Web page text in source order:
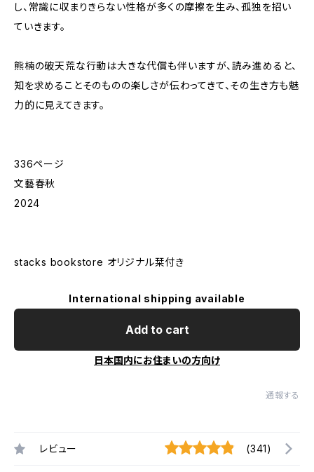
し、常識に収まりきらない性格が多くの摩擦を生み、孤独を招い
ていきます。
熊楠の破天荒な行動は大きな代償も伴いますが、読み進めると、
知を求めることそのものの楽しさが伝わってきて、その生き方も魅
力的に見えてきます。
336ページ
文藝春秋
2024
stacks bookstore オリジナル栞付き
International shipping available
Add to cart
日本国内にお住まいの方向け
通報する
レビュー (341)